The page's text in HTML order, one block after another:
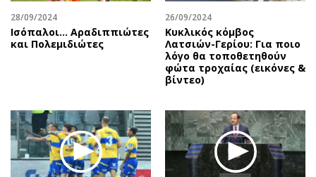
Σινεμά
Θέατρο-Χορός
Μουσική
Χειρόγραφα
Wine routes
Podcasts
Uncut
Προσφορές
Επιστολές
28/09/2024
Ισόπαλοι… Αραδιππιώτες
και Πολεμιδιώτες
26/09/2024
Κυκλικός κόμβος
Λατσιών-Γερίου: Για ποιο
λόγο θα τοποθετηθούν
φώτα τροχαίας (εικόνες &
βίντεο)